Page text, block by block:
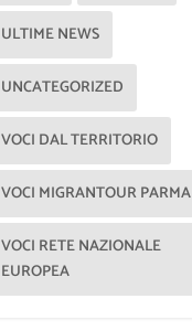
ULTIME NEWS
UNCATEGORIZED
VOCI DAL TERRITORIO
VOCI MIGRANTOUR PARMA
VOCI RETE NAZIONALE
EUROPEA